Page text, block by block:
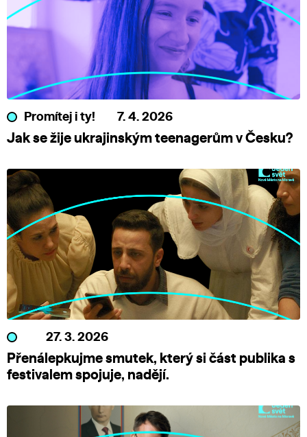
Promítej i ty! 7. 4. 2026
Jak se žije ukrajinským teenagerům v Česku?
27. 3. 2026
Přenálepkujme smutek, který si část publika s
festivalem spojuje, nadějí.